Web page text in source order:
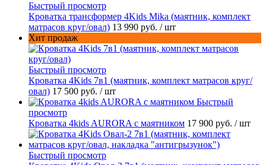
Быстрый просмотр
Кроватка трансформер 4Kids Mika (маятник, комплект
матрасов круг/овал) 13 990 руб. / шт
Хит продаж
Быстрый просмотр
Кроватка 4Kids 7в1 (маятник, комплект матрасов круг/
овал) 17 500 руб. / шт
Быстрый
просмотр
Кроватка 4kids AURORA c маятником 17 900 руб. / шт
Быстрый просмотр